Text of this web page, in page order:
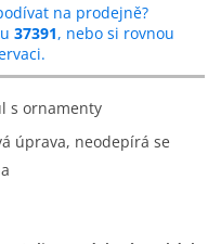
na prodejně?
37391, nebo si rovnou
s ornamenty
úprava, neodepírá se